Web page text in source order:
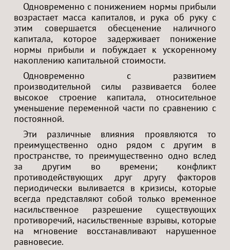
Одновременно с понижением нормы прибыли
возрастает масса капиталов, и рука об руку с
этим совершается обесценение наличного
капитала, которое задерживает понижение
нормы прибыли и побуждает к ускоренному
накоплению капитальной стоимости.
Одновременно с развитием
производительной силы развивается более
высокое строение капитала, относительное
уменьшение переменной части по сравнению с
постоянной.
Эти различные влияния проявляются то
преимущественно одно рядом с другим в
пространстве, то преимущественно одно вслед
за другим во времени; конфликт
противодействующих друг другу факторов
периодически выливается в кризисы, которые
всегда представляют собой только временное
насильственное разрешение существующих
противоречий, насильственные взрывы, которые
на мгновение восстанавливают нарушенное
равновесие.